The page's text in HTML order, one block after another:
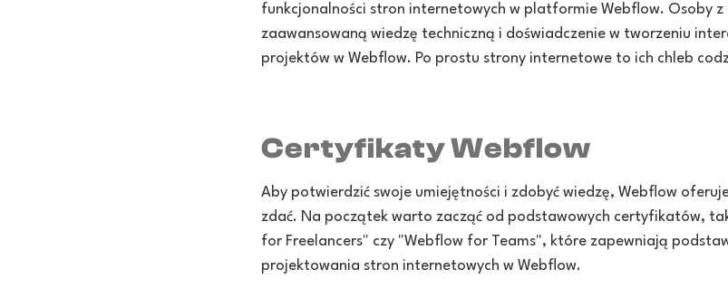
funkcjonalności stron internetowych w platformie Webflow. Osoby
zaawansowaną wiedzę techniczną i doświadczenie w tworzeniu
projektów w Webflow. Po prostu strony internetowe to ich chleb
Certyfikaty Webflow
Aby potwierdzić swoje umiejętności i zdobyć wiedzę, Webflow
zdać. Na początek warto zacząć od podstawowych certyfikatów,
for Freelancers" czy "Webflow for Teams", które zapewniają
projektowania stron internetowych w Webflow.